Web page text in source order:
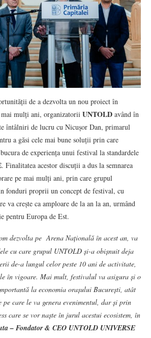
de a dezvolta un nou proiect în
mai mulți ani, organizatorii UNTOLD având în
întâlniri de lucru cu Nicușor Dan, primarul
a găsi cele mai bune soluții prin care
de experiența unui festival la standardele
. Finalitatea acestor discuții a dus la semnarea
pe mai mulți ani, prin care grupul
fonduri proprii un concept de festival, cu
va crește ca amploare de la an la an, urmând
pentru Europa de Est.
dezvolta pe Arena Națională în acest an, va
cu care grupul UNTOLD și-a obișnuit deja
de-a lungul celor peste 10 ani de activitate,
în vigoare. Mai mult, festivalul va asigura și o
la economia orașului București, atât
care le va genera evenimentul, dar și prin
care se vor naște în jurul acestui ecosistem, în
– Fondator & CEO UNTOLD UNIVERSE